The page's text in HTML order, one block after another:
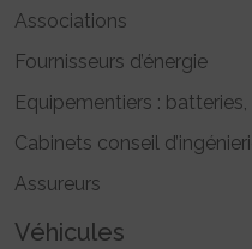
Associations
Fournisseurs d’énergie
Equipementiers :
Cabinets conseil
Assureurs
Véhicules